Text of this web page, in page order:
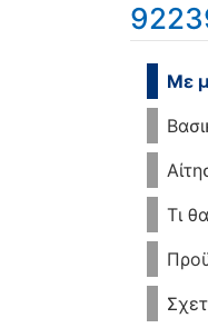
Με
Τι